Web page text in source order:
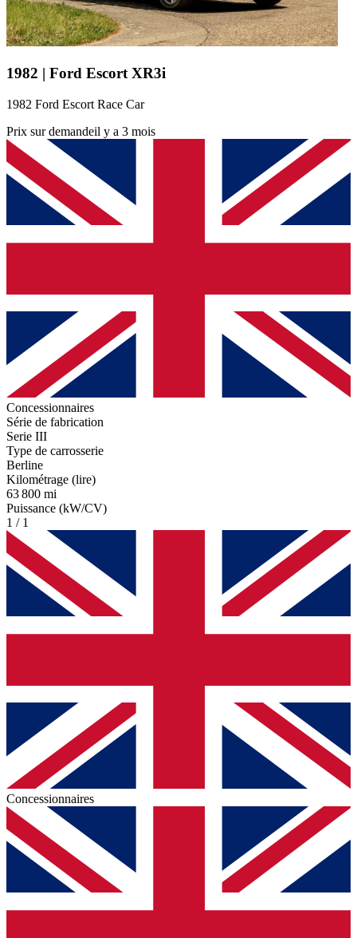
1982 | Ford Escort XR3i
1982 Ford Escort Race Car
Prix sur demandeil y a 3 mois
Concessionnaires
Série de fabrication
Serie III
Type de carrosserie
Berline
Kilométrage (lire)
63 800 mi
Puissance (kW/CV)
1 / 1
Concessionnaires